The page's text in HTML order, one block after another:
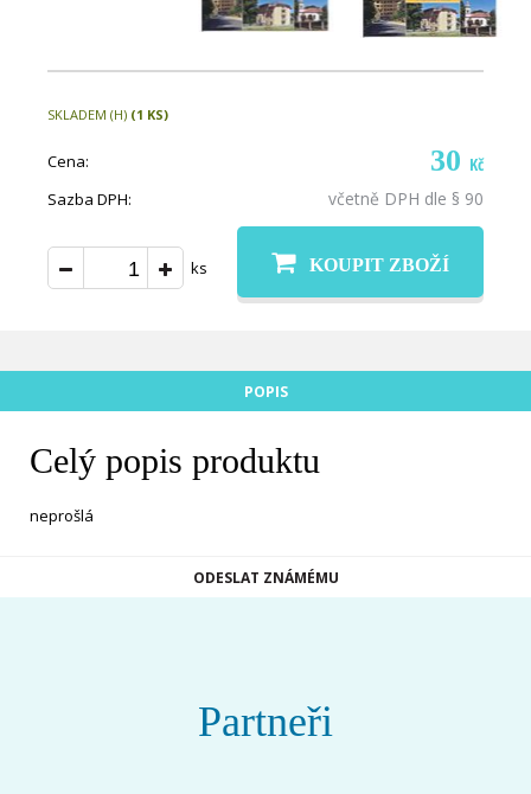
SKLADEM (H) (1 KS)
Cena: 30 Kč
Sazba DPH: včetně DPH dle § 90
ks KOUPIT ZBOŽÍ
POPIS
Celý popis produktu
neprošlá
ODESLAT ZNÁMÉMU
Partneři